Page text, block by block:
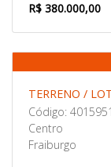
R$ 380.000,00
TERRENO /
Código:
Centro
Fraiburgo